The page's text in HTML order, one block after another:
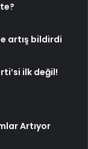
artış bildirdi
ilk değil!
Artıyor